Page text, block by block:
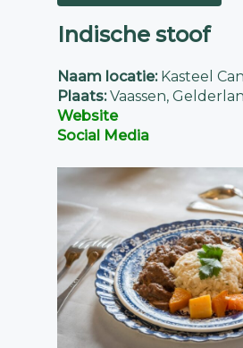
Indische stoof
Naam locatie:Kasteel
Plaats:Vaassen,
Website
Social Media